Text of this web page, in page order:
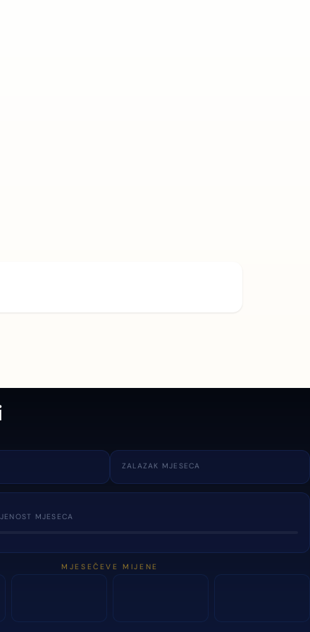
ZALAZAK MJESECA
MJESECA
MJESEČEVE MIJENE